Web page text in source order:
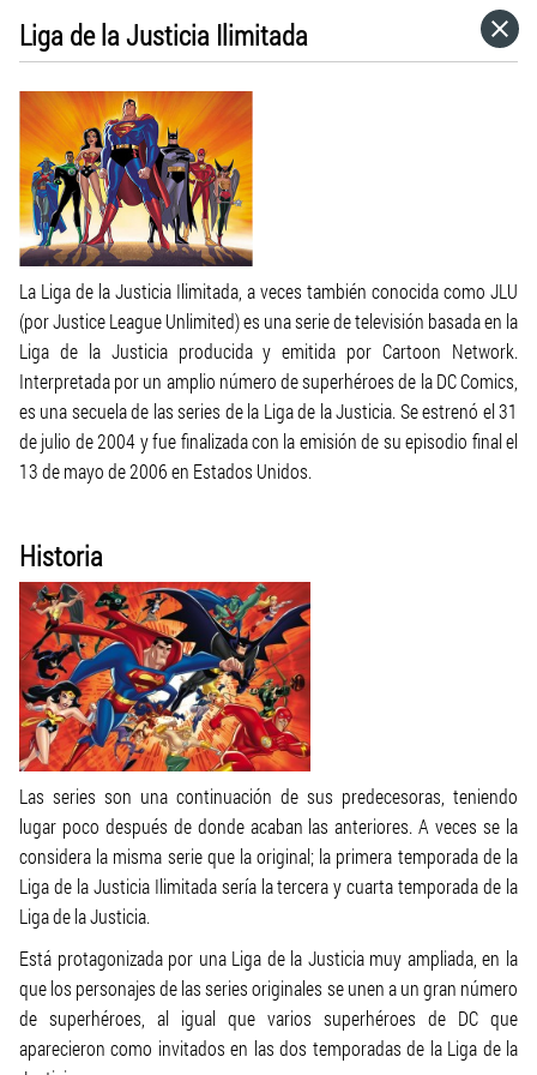
Liga de la Justicia Ilimitada
La Liga de la Justicia Ilimitada, a veces también conocida como JLU
(por Justice League Unlimited) es una serie de televisión basada en la
Liga de la Justicia producida y emitida por Cartoon Network.
Interpretada por un amplio número de superhéroes de la DC Comics,
es una secuela de las series de la Liga de la Justicia. Se estrenó el 31
de julio de 2004 y fue finalizada con la emisión de su episodio final el
13 de mayo de 2006 en Estados Unidos.
Historia
Las series son una continuación de sus predecesoras, teniendo
lugar poco después de donde acaban las anteriores. A veces se la
considera la misma serie que la original; la primera temporada de la
Liga de la Justicia Ilimitada sería la tercera y cuarta temporada de la
Liga de la Justicia.
Está protagonizada por una Liga de la Justicia muy ampliada, en la
que los personajes de las series originales se unen a un gran número
de superhéroes, al igual que varios superhéroes de DC que
aparecieron como invitados en las dos temporadas de la Liga de la
HOME
IR A
VISITA EL SITIO WEB